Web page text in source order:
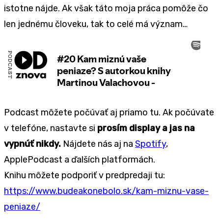
istotne nájde. Ak však táto moja práca pomôže čo
len jednému človeku, tak to celé má význam…
Podcast môžete počúvať aj priamo tu. Ak počúvate
v telefóne, nastavte si prosím display a jas na
vypnúť nikdy. Nájdete nás aj na Spotify,
ApplePodcast a ďalších platformách.
Knihu môžete podporiť v predpredaji tu:
https://www.budeakonebolo.sk/kam-miznu-vase-
peniaze/